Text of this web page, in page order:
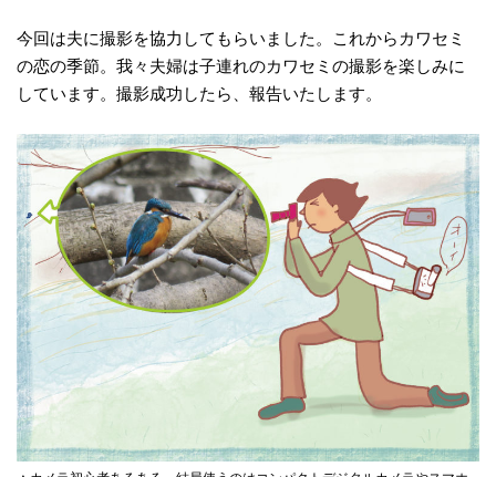
今回は夫に撮影を協力してもらいました。これからカワセミ
の恋の季節。我々夫婦は子連れのカワセミの撮影を楽しみに
しています。撮影成功したら、報告いたします。